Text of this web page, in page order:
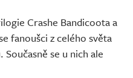
Crashe Bandicoota a
fanoušci z celého světa
se u nich ale